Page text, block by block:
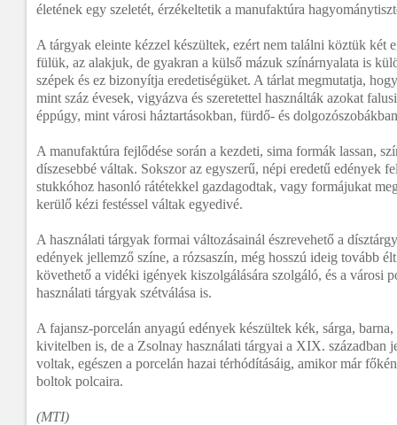
életének egy szeletét, érzékeltetik a manufaktúra
A tárgyak eleinte kézzel készültek, ezért nem találni köztük két
fülük, az alakjuk, de gyakran a külső mázuk színárnyalata is
szépek és ez bizonyítja eredetiségüket. A tárlat megmutatja,
mint száz évesek, vigyázva és szeretettel használták azokat
éppúgy, mint városi háztartásokban, fürdő- és
A manufaktúra fejlődése során a kezdeti, sima formák lassan,
díszesebbé váltak. Sokszor az egyszerű, népi eredetű edények
stukkóhoz hasonló rátétekkel gazdagodtak, vagy formájukat
kerülő kézi festéssel váltak egyedivé.
A használati tárgyak formai változásainál észrevehető a
edények jellemző színe, a rózsaszín, még hosszú ideig tovább
követhető a vidéki igények kiszolgálására szolgáló, és a városi
használati tárgyak szétválása is.
A fajansz-porcelán anyagú edények készültek kék, sárga,
kivitelben is, de a Zsolnay használati tárgyai a XIX. században
voltak, egészen a porcelán hazai térhódításáig, amikor már
boltok polcaira.
(MTI)